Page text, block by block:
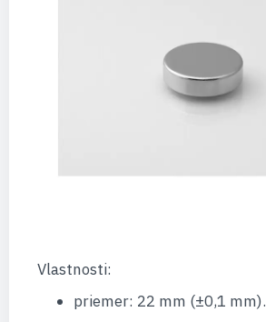
Vlastnosti:
priemer: 22 mm (±0,1 mm).